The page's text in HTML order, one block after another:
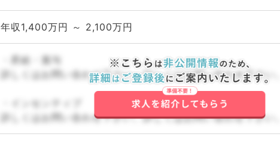
年収1,400万円 ～ 2,100万円
・昇給・賞与
詳しくはお問い合わせ下さい。詳しくはお問い合わせ下さい。
・インセンティブ
詳しくはお問い合わせ下さい。詳しくはお問い合わせ下さい。